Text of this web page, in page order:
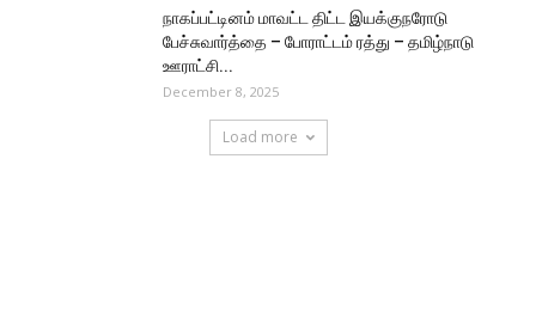
நாகப்பட்டினம் மாவட்ட திட்ட இயக்குநரோடு
பேச்சுவார்த்தை – போராட்டம் ரத்து – தமிழ்நாடு
ஊராட்சி...
December 8, 2025
Load more